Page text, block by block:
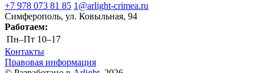
+7 978 073 81 85 1@arlight-crimea.ru
Симферополь, ул. Ковыльная, 94
Работаем:
Пн–Пт 10–17
Контакты
Правовая информация